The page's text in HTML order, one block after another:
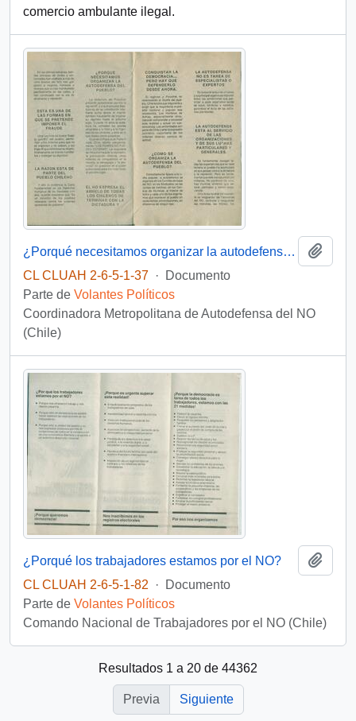
comercio ambulante ilegal.
¿Porqué necesitamos organizar la autodefensa del pueblo?
CL CLUAH 2-6-5-1-37 ·
Documento
Parte de Volantes Políticos
Coordinadora Metropolitana de Autodefensa del NO
(Chile)
¿Porqué los trabajadores estamos por el NO?
CL CLUAH 2-6-5-1-82
·
Documento
Parte de Volantes Políticos
Comando Nacional de Trabajadores por el NO (Chile)
Resultados 1 a 20 de 44362
Previa Siguiente